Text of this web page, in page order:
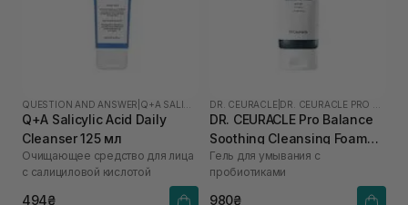
QUESTION AND ANSWER
Q+A Salicylic Acid Daily
Cleanser 125 мл
Очищающее средство для лица
с салициловой кислотой
494₴
DR. CEURACLE
DR. CEURACLE Pro Balance
Soothing Cleansing Foam
150 мл
Гель для умывания с
пробиотиками
980₴